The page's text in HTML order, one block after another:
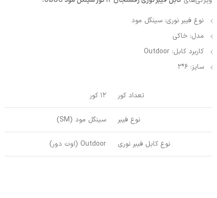
نوع فیبر نوری: سینگل مود
مدل: خاکی
کاربرد کابل: Outdoor
سایز: 6*2
تعداد کور 12 کور
نوع فیبر سینگل مود (SM)
نوع کابل فیبر نوری Outdoor (اوت دور)